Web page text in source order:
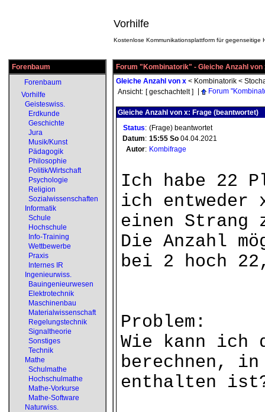
Vorhilfe
Kostenlose Kommunikationsplattform für gegenseitige
Forenbaum
Forenbaum
Vorhilfe
Geisteswiss.
Erdkunde
Geschichte
Jura
Musik/Kunst
Pädagogik
Philosophie
Politik/Wirtschaft
Psychologie
Religion
Sozialwissenschaften
Informatik
Schule
Hochschule
Info-Training
Wettbewerbe
Praxis
Internes IR
Ingenieurwiss.
Bauingenieurwesen
Elektrotechnik
Maschinenbau
Materialwissenschaft
Regelungstechnik
Signaltheorie
Sonstiges
Technik
Mathe
Schulmathe
Hochschulmathe
Mathe-Vorkurse
Mathe-Software
Naturwiss.
Forum "Kombinatorik" - Gleiche Anzahl von
Gleiche Anzahl von x < Kombinatorik <
Ansicht: [ geschachtelt ] Forum
Gleiche Anzahl von x: Frage (beantwortet)
Status: (Frage) beantwortet
Datum: 15:55 So 04.04.2021
Autor: Kombifrage
Ich habe 22
ich entweder
einen Strang
Die Anzahl
bei 2 hoch
Problem:
Wie kann ich
berechnen, in
enthalten